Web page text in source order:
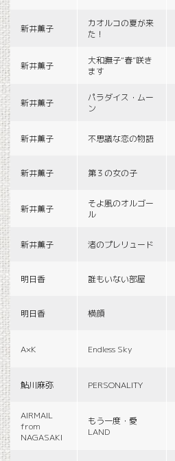
新井薫子
カオルコの夏が来
た！
新井薫子
大和撫子“春”咲き
ます
新井薫子
パラダイス・ムー
ン
新井薫子 不思議な恋の物語
新井薫子 第３の女の子
新井薫子
そよ風のオルゴー
ル
新井薫子 渚のプレリュード
明日香 誰もいない部屋
明日香 横顔
A×K Endless Sky
鮎川麻弥 PERSONALITY
AIRMAIL
from
NAGASAKI
もう一度・愛
LAND